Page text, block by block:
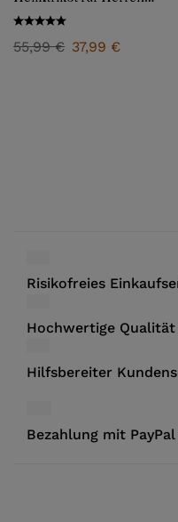
2024/25
55,99€ 37,99 €
Risikofreies
Hochwertige Qualität
Hilfsbereiter
Bezahlung mit